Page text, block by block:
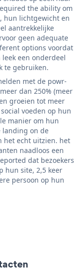
the ability om
hun lichtgewicht en
aantrekkelijke
geen adequate
options voordat
een onderdeel
te gebruiken.
met de powr-
dan 250% (meer
groeien tot meer
voeden op hun
manier om hun
landing on de
het echt uitzien. het
naadloos een
dat bezoekers
hun site, 2,5 keer
persoon op hun